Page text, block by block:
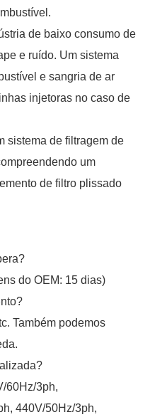
de baixo consumo de
e ruído. Um sistema
e sangria de ar
injetoras no caso de
sistema de filtragem de
um
de filtro plissado
do OEM: 15 dias)
Também podemos
60Hz/3ph,
440V/50Hz/3ph,